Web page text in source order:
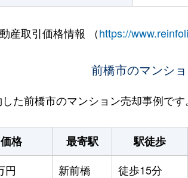
産取引価格情報 （https://
前橋市のマンシ
た前橋市のマンション売却事例です。
価格 最寄駅 駅徒歩
円 新前橋 徒歩15分